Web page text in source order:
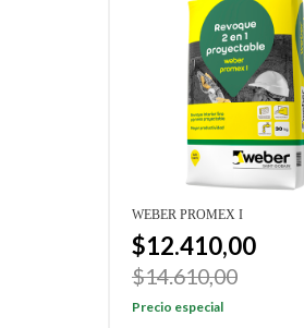
WEBER PROMEX I
$12.410,00
$14.610,00
Precio especial